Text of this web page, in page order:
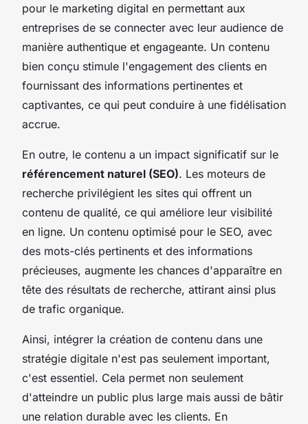
pour le marketing digital en permettant aux
entreprises de se connecter avec leur audience de
manière authentique et engageante. Un contenu
bien conçu stimule l'engagement des clients en
fournissant des informations pertinentes et
captivantes, ce qui peut conduire à une fidélisation
accrue.
En outre, le contenu a un impact significatif sur le
référencement naturel (SEO). Les moteurs de
recherche privilégient les sites qui offrent un
contenu de qualité, ce qui améliore leur visibilité
en ligne. Un contenu optimisé pour le SEO, avec
des mots-clés pertinents et des informations
précieuses, augmente les chances d'apparaître en
tête des résultats de recherche, attirant ainsi plus
de trafic organique.
Ainsi, intégrer la création de contenu dans une
stratégie digitale n'est pas seulement important,
c'est essentiel. Cela permet non seulement
d'atteindre un public plus large mais aussi de bâtir
une relation durable avec les clients. En